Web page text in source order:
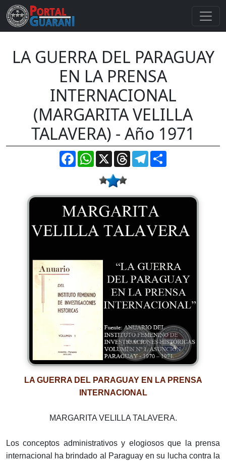
LA GUERRA DEL PARAGUAY
EN LA PRENSA
INTERNACIONAL
(MARGARITA VELILLA
TALAVERA) - Año 1971
FacebookWhatsApp
X ThreadsTelegram
LA GUERRA DEL PARAGUAY EN LA PRENSA
INTERNACIONAL
MARGARITA VELILLA TALAVERA.
Los conceptos administrativos y elogiosos que la prensa
internacional ha brindado al Paraguay en su lucha contra la